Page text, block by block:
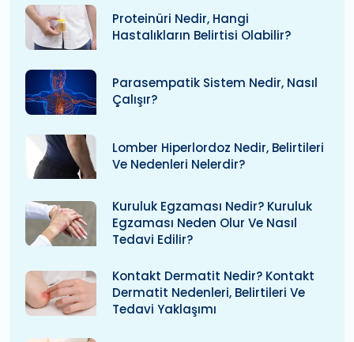
Proteinüri Nedir, Hangi
Hastalıkların Belirtisi Olabilir?
Parasempatik Sistem Nedir, Nasıl
Çalışır?
Lomber Hiperlordoz Nedir, Belirtileri
Ve Nedenleri Nelerdir?
Kuruluk Egzaması Nedir? Kuruluk
Egzaması Neden Olur Ve Nasıl
Tedavi Edilir?
Kontakt Dermatit Nedir? Kontakt
Dermatit Nedenleri, Belirtileri Ve
Tedavi Yaklaşımı